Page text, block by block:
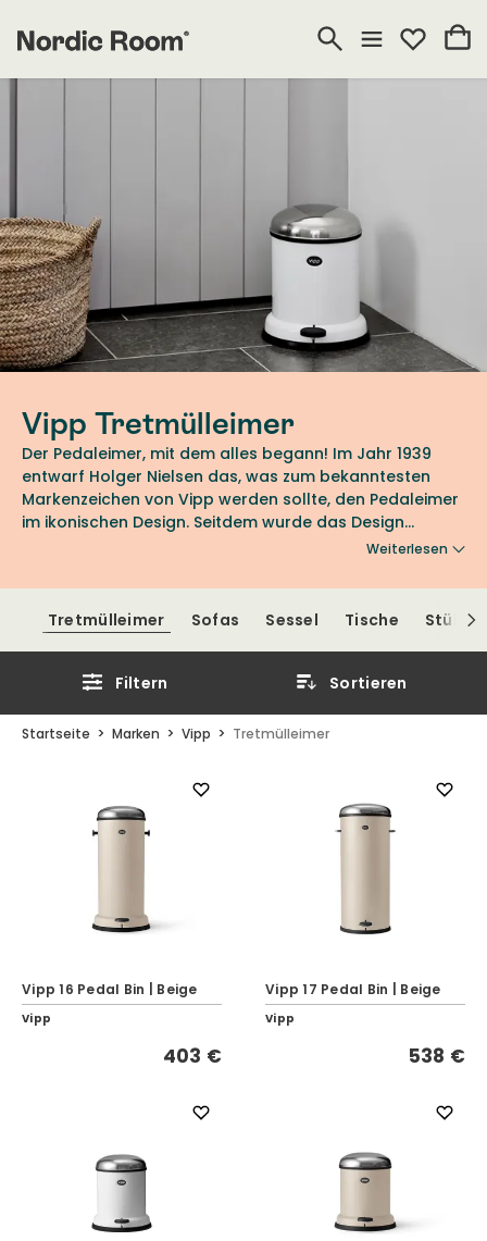
Vipp Tretmülleimer
Der Pedaleimer, mit dem alles begann! Im Jahr 1939
entwarf Holger Nielsen das, was zum bekanntesten
Markenzeichen von Vipp werden sollte, den Pedaleimer
im ikonischen Design. Seitdem wurde das Design
weiterentwickelt und ist heute in mehreren Farben und
so ikonisch geworden, dass es heute Teil der
Ausstellung im Museum of Modern Art in New York ist.
Kaufen Sie einen Pedaleimer von Vipp bei Nordic Room
Weiterlesen
Tretmülleimer Sofas Sessel Tische Stühle
Filtern Sortieren
Startseite Marken Vipp Tretmülleimer
Vipp 16 Pedal Bin | Beige
Vipp
403 €
Vipp 17 Pedal Bin | Beige
Vipp
538 €